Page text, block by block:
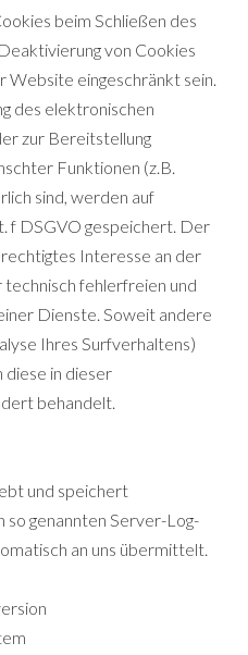
beim Schließen des
von Cookies
Website eingeschränkt sein.
des elektronischen
zur Bereitstellung
Funktionen (z.B.
sind, werden auf
f DSGVO gespeichert. Der
Interesse an der
technisch fehlerfreien und
Dienste. Soweit andere
Ihres Surfverhaltens)
in dieser
behandelt.
und speichert
genannten Server-Log-
an uns übermittelt.